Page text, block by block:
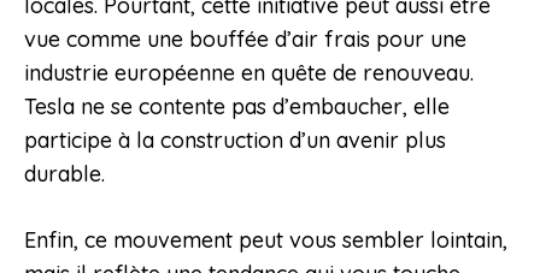
locales. Pourtant, cette initiative peut aussi être
vue comme une bouffée d’air frais pour une
industrie européenne en quête de renouveau.
Tesla ne se contente pas d’embaucher, elle
participe à la construction d’un avenir plus
durable.
Enfin, ce mouvement peut vous sembler lointain,